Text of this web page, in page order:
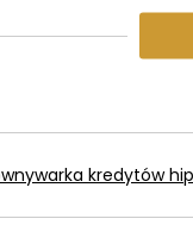
kredytów